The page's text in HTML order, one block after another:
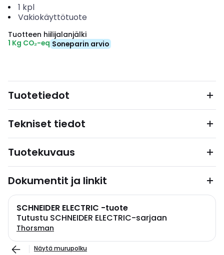
1 kpl
Vakiokäyttötuote
Tuotteen hiilijalanjälki
1 Kg CO₂-eq Soneparin arvio
Tuotetiedot
Tekniset tiedot
Tuotekuvaus
Dokumentit ja linkit
SCHNEIDER ELECTRIC -tuote
Tutustu SCHNEIDER ELECTRIC-sarjaan
Thorsman
Näytä murupolku